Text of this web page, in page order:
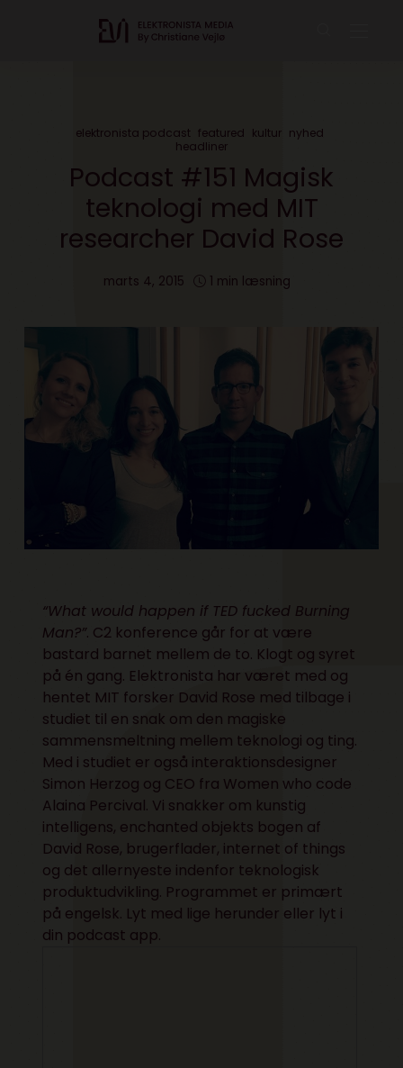
elektronista podcast featured kultur nyhed
headliner
Podcast #151 Magisk
teknologi med MIT
researcher David Rose
marts 4, 2015 1 min læsning
“What would happen if TED fucked Burning
Man?”. C2 konference går for at være
bastard barnet mellem de to. Klogt og syret
på én gang. Elektronista har været med og
hentet MIT forsker David Rose med tilbage i
studiet til en snak om den magiske
sammensmeltning mellem teknologi og ting.
Med i studiet er også interaktionsdesigner
Simon Herzog og CEO fra Women who code
Alaina Percival. Vi snakker om kunstig
intelligens, enchanted objekts bogen af
David Rose, brugerflader, internet of things
og det allernyeste indenfor teknologisk
produktudvikling. Programmet er primært
på engelsk. Lyt med lige herunder eller lyt i
din podcast app.